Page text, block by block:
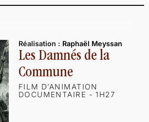
Réalisation : Raphaël Meyssan
Les Damnés de la
Commune
FILM D’ANIMATION
DOCUMENTAIRE - 1H27